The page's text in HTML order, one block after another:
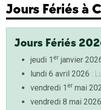
Jours Fériés à
Jours Fériés
jeudi 1 er janvier
lundi 6 avril 2026 :
vendredi 1 er mai
vendredi 8 mai 2026